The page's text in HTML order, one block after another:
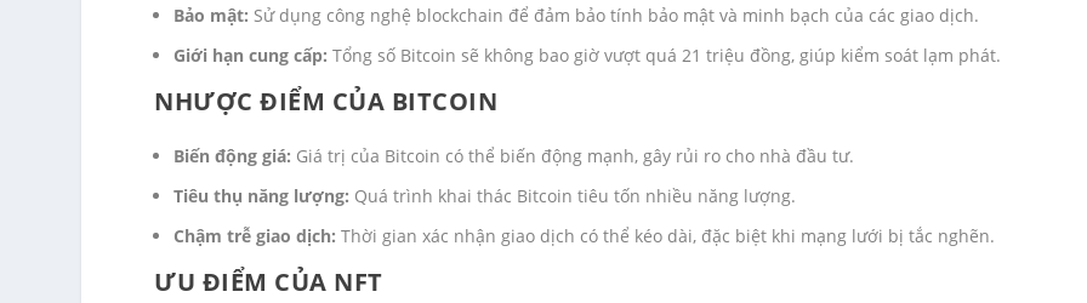
Bảo mật: Sử dụng công nghệ blockchain để đảm bảo tính bảo mật và minh bạch của các giao dịch.
Giới hạn cung cấp: Tổng số Bitcoin sẽ không bao giờ vượt quá 21 triệu đồng, giúp kiểm soát lạm phát.
NHƯỢC ĐIỂM CỦA BITCOIN
Biến động giá: Giá trị của Bitcoin có thể biến động mạnh, gây rủi ro cho nhà đầu tư.
Tiêu thụ năng lượng: Quá trình khai thác Bitcoin tiêu tốn nhiều năng lượng.
Chậm trễ giao dịch: Thời gian xác nhận giao dịch có thể kéo dài, đặc biệt khi mạng lưới bị tắc nghẽn.
ƯU ĐIỂM CỦA NFT